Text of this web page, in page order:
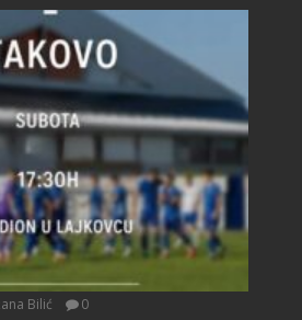
Bilić 0